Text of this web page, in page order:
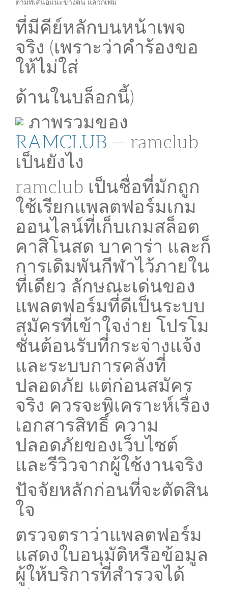
ที่มีคีย์หลักบนหน้าเพจ
จริง (เพราะว่าคำร้องขอ
ให้ไม่ใส่
ด้านในบล็อกนี้)
ภาพรวมของ
RAMCLUB — ramclub
เป็นยังไง
ramclub เป็นชื่อที่มักถูก
ใช้เรียกแพลตฟอร์มเกม
ออนไลน์ที่เก็บเกมสล็อต
คาสิโนสด บาคาร่า และก็
การเดิมพันกีฬาไว้ภายใน
ที่เดียว ลักษณะเด่นของ
แพลตฟอร์มที่ดีเป็นระบบ
สมัครที่เข้าใจง่าย โปรโม
ชั่นต้อนรับที่กระจ่างแจ้ง
และระบบการคลังที่
ปลอดภัย แต่ก่อนสมัคร
จริง ควรจะพิเคราะห์เรื่อง
เอกสารสิทธิ์ ความ
ปลอดภัยของเว็บไซต์
และรีวิวจากผู้ใช้งานจริง
ปัจจัยหลักก่อนที่จะตัดสิน
ใจ
ตรวจตราว่าแพลตฟอร์ม
แสดงใบอนุมัติหรือข้อมูล
ผู้ให้บริการที่สำรวจได้